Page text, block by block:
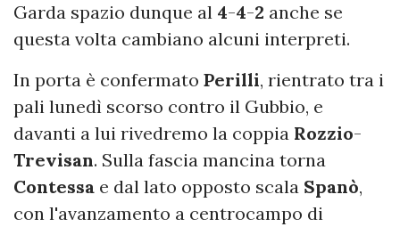
Garda spazio dunque al 4-4-2 anche se
questa volta cambiano alcuni interpreti.
In porta è confermato Perilli, rientrato tra i
pali lunedì scorso contro il Gubbio, e
davanti a lui rivedremo la coppia Rozzio-
Trevisan. Sulla fascia mancina torna
Contessa e dal lato opposto scala Spanò,
con l'avanzamento a centrocampo di